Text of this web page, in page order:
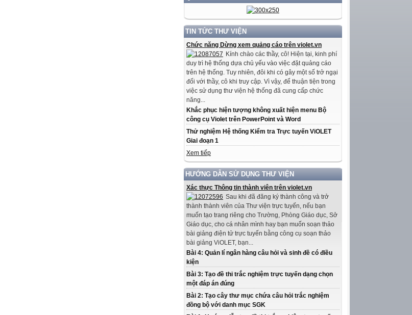
TIN TỨC THƯ VIỆN
Chức năng Dừng xem quảng cáo trên violet.vn
Kính chào các thầy, cô! Hiện tại, kinh phí
duy trì hệ thống dựa chủ yếu vào việc đặt quảng cáo
trên hệ thống. Tuy nhiên, đôi khi có gây một số trở ngại
đối với thầy, cô khi truy cập. Vì vậy, để thuận tiện trong
việc sử dụng thư viện hệ thống đã cung cấp chức
năng...
Khắc phục hiện tượng không xuất hiện menu Bộ
công cụ Violet trên PowerPoint và Word
Thử nghiệm Hệ thống Kiểm tra Trực tuyến ViOLET
Giai đoạn 1
Xem tiếp
HƯỚNG DẪN SỬ DỤNG THƯ VIỆN
Xác thực Thông tin thành viên trên violet.vn
Sau khi đã đăng ký thành công và trở
thành thành viên của Thư viện trực tuyến, nếu bạn
muốn tạo trang riêng cho Trường, Phòng Giáo dục, Sở
Giáo dục, cho cá nhân mình hay bạn muốn soạn thảo
bài giảng điện tử trực tuyến bằng công cụ soạn thảo
bài giảng ViOLET, bạn...
Bài 4: Quản lí ngân hàng câu hỏi và sinh đề có điều
kiện
Bài 3: Tạo đề thi trắc nghiệm trực tuyến dạng chọn
một đáp án đúng
Bài 2: Tạo cây thư mục chứa câu hỏi trắc nghiệm
đồng bộ với danh mục SGK